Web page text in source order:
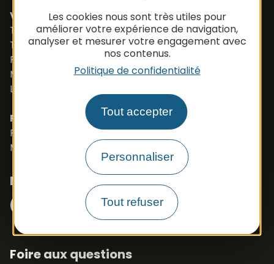
Les cookies nous sont très utiles pour
améliorer votre expérience de navigation,
analyser et mesurer votre engagement avec
nos contenus.
Politique de confidentialité
Tout accepter
Personnaliser
Tout refuser
Véhicules
Tél. +33 (0)5 65 48 05 75
Tél. +33 (0)5 65 48 37 97
Port. +33 (0)6 79 50 77 83
Mail :
vehicule@apbfrance.com
Langues parlées : Français, Anglais, Polonais
PROSZE O KONTAKT- J.POLSKI
Port. 0033 673 191 445
Mail :
export.apb1@apbfrance.com
Nous suivre
FacebookInstagram
N° Tél WhatsApp
+33 6 79 50 77 83
Foire aux questions